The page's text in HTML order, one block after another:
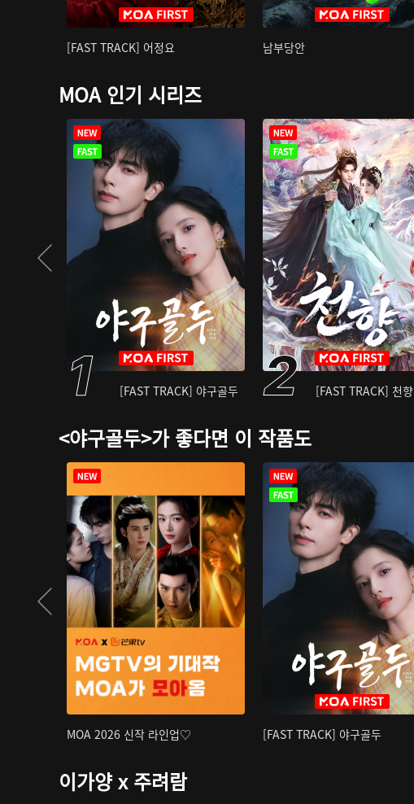
[FAST TRACK] 어정요 남부당안
MOA 인기 시리즈
[FAST TRACK] 야구골두 [FAST TRACK] 천향
<야구골두>가 좋다면 이 작품도
MOA 2026 신작 라인업♡ [FAST TRACK] 야구골두
이가양 x 주려람